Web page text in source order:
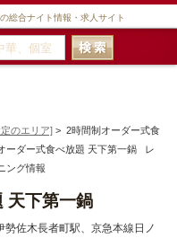
総合ナイト情報・求人サイト
のエリア] > 2時間制オーダー式食
ーダー式食べ放題 天下第一鍋 レ
ング情報
天下第一鍋
佐木長者町駅、京急本線日ノ